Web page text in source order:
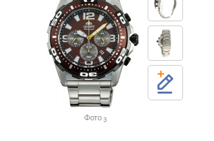
Фото 3